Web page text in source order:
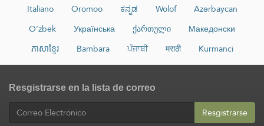
Italiano
Oromoo ಕನ್ನಡ Wolof
Azərbaycan
O‘zbek
Українська ქართული
Македонски
ភាសាខ្មែរ
Bambara ਪੰਜਾਬੀ मराठी Kurmancî
Resgistrarse en la lista de correo
Resgistrarse